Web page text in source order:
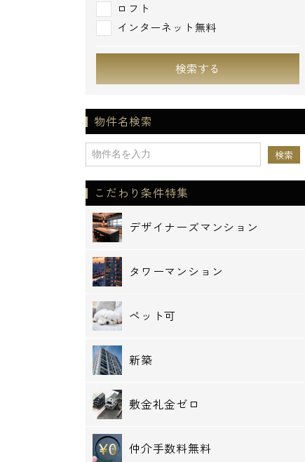
ロフト
インターネット無料
検索する
物件名検索
こだわり条件特集
デザイナーズマンション
タワーマンション
ペット可
新築
敷金礼金ゼロ
仲介手数料無料